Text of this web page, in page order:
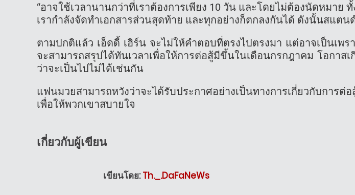
“อาจใช้เวลานานกว่าที่เราต้องการเพียง 10 วัน และโดยไม่ต้องนัดหมา
เรากำลังจัดทำเอกสารส่วนสุดท้าย และทุกอย่างก็ตกลงกันได้ ดังนั้นสแตน
ตามปกติแล้ว เอ็ดดี้ เฮิร์น จะไม่ให้คำตอบที่ตรงไปตรงมา แต่อาจเป็นเพร
จะสามารถสรุปได้ทันเวลาเพื่อให้การต่อสู้มีขึ้นในเดือนกรกฎาคม โอกา
ว่าจะเป็นไปไม่ได้เช่นกัน
แฟนมวยสามารถหวังว่าจะได้รับประกาศอย่างเป็นทางการเกี่ยวกับการต่
เพื่อให้พวกเขาสบายใจ
เกี่ยวกับผู้เขียน
เขียนโดย:Th._.DaFaNeWs